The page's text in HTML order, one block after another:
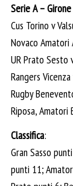
Serie A –
Cus Torino v
Novaco
UR Prato
Rangers
Rugby
Riposa, Amatori
Classifica:
Gran Sasso
punti 11;